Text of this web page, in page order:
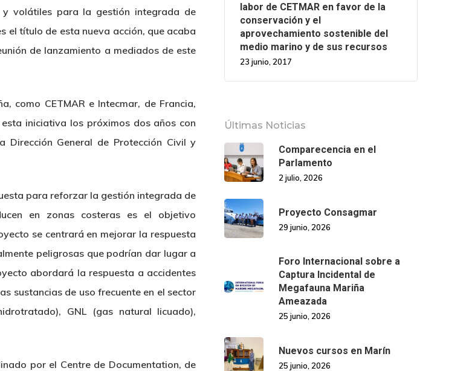
y volátiles para la gestión integrada de
el título de esta nueva acción, que acaba
de lanzamiento a mediados de este
como CETMAR e Intecmar, de Francia,
iniciativa los próximos dos años con
General de Protección Civil y
para reforzar la gestión integrada de
en zonas costeras es el objetivo
se centrará en mejorar la respuesta
peligrosas que podrían dar lugar a
abordará la respuesta a accidentes
sustancias de uso frecuente en el sector
GNL (gas natural licuado),
por el Centre de Documentation, de
labor de CETMAR en favor de la
conservación y el
aprovechamiento sostenible del
medio marino y de sus recursos
23 junio, 2017
Últimas Noticias
Comparecencia en el
Parlamento
2 julio, 2026
Proyecto Consagmar
29 junio, 2026
Foro Internacional sobre a
Captura Incidental de
Megafauna Mariña
Ameazada
25 junio, 2026
Nuevos cursos en Marín
25 junio, 2026